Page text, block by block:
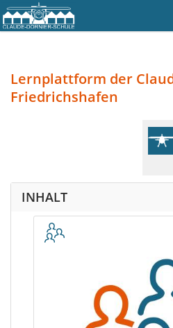
Lernplattform der
Friedrichshafen
INHALT